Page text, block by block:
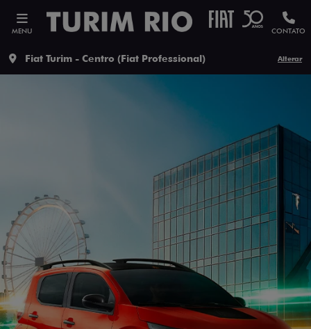
MENU CONTATO
Fiat Turim - Centro (Fiat Professional) Alterar
ESTOU INTERESSADO
Versão escolhida